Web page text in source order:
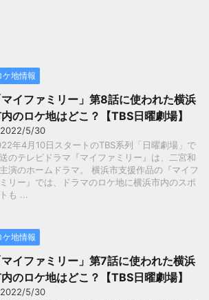
ケ地情報
マイファミリー」第8話に使われた横浜
のロケ地はどこ？【TBS日曜劇場】
2022/5/30
年4月10日スタートのTBS系列「日曜劇場」で
のテレビドラマ『マイファミリー』は、二宮和
演のホームドラマ。 横浜市支援作品の『マイフ
リー』では、ドラマのロケ地に横浜市内のスポ
も ...
ケ地情報
マイファミリー」第7話に使われた横浜
のロケ地はどこ？【TBS日曜劇場】
2022/5/30